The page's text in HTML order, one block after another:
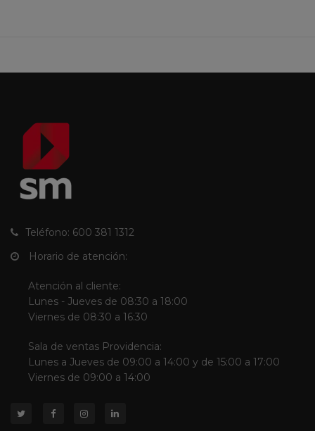
Teléfono: 600 381 1312
Horario de atención:
Atención al cliente:
Lunes - Jueves de 08:30 a 18:00
Viernes de 08:30 a 16:30
Sala de ventas Providencia:
Lunes a Jueves de 09:00 a 14:00 y de 15:00 a 17:00
Viernes de 09:00 a 14:00